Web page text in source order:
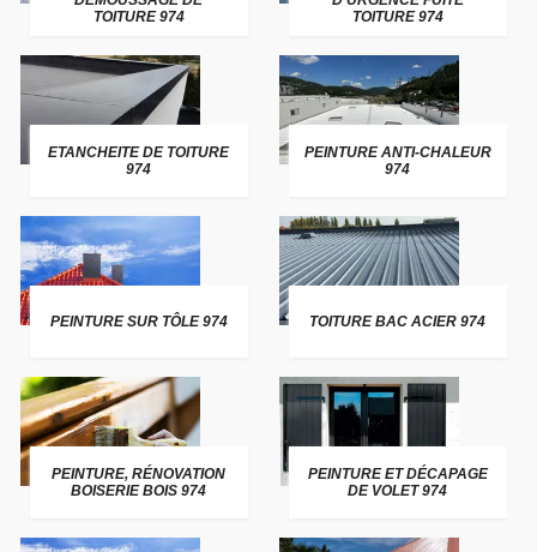
TOITURE 974
TOITURE 974
ETANCHEITE DE TOITURE
974
PEINTURE ANTI-CHALEUR
974
PEINTURE SUR TÔLE 974 TOITURE BAC ACIER 974
PEINTURE, RÉNOVATION
BOISERIE BOIS 974
PEINTURE ET DÉCAPAGE
DE VOLET 974